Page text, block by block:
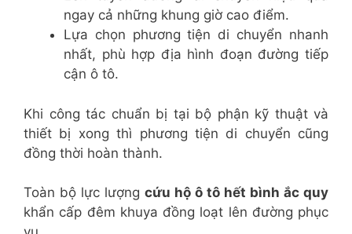
ngay cả những khung giờ cao điểm.
Lựa chọn phương tiện di chuyển nhanh
nhất, phù hợp địa hình đoạn đường tiếp
cận ô tô.
Khi công tác chuẩn bị tại bộ phận kỹ thuật và
thiết bị xong thì phương tiện di chuyển cũng
đồng thời hoàn thành.
Toàn bộ lực lượng cứu hộ ô tô hết bình ắc quy
khẩn cấp đêm khuya đồng loạt lên đường phục